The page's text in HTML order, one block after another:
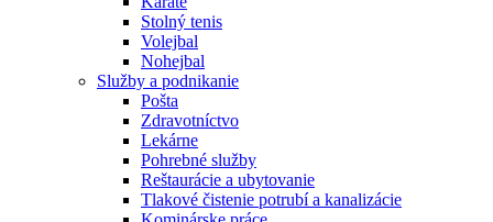
Stolný tenis
Volejbal
Nohejbal
Služby a podnikanie
Pošta
Zdravotníctvo
Lekárne
Pohrebné služby
Reštaurácie a ubytovanie
Tlakové čistenie potrubí a kanalizácie